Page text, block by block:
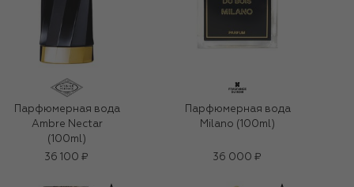
Парфюмерная вода
Ambre Nectar
(100ml)
36 100 ₽
Парфюмерная вода
Milano (100ml)
36 000 ₽